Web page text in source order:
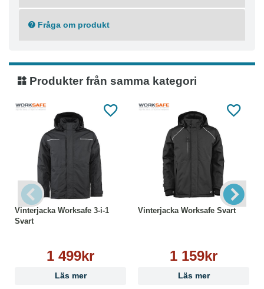
klass 3 i XS-4XL
Material: 280 g/m²
Polyester (Återvunnen) 100%
Tvättråd
Maskintvätt 60°C
Ej strykning
Ej torktumling
Ej kemtvätt
Tål ej blekmedel
Fråga om produkt
Produkter från samma kategori
Vinterjacka Worksafe 3-i-1
Svart
1 499kr
Läs mer
Vinterjacka Worksafe Svart
1 159kr
Läs mer